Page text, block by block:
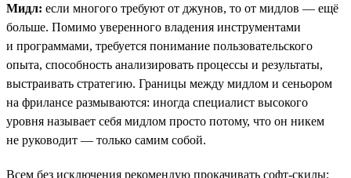
Мидл: eсли многого требуют от джунов, то от мидлов — ещё
больше. Помимо уверенного владения инструментами
и программами, требуется понимание пользовательского
опыта, способность анализировать процессы и результаты,
выстраивать стратегию. Границы между мидлом и сеньором
на фрилансе размываются: иногда специалист высокого
уровня называет себя мидлом просто потому, что он никем
не руководит — только самим собой.
Всем без исключения рекомендую прокачивать софт-скилы: